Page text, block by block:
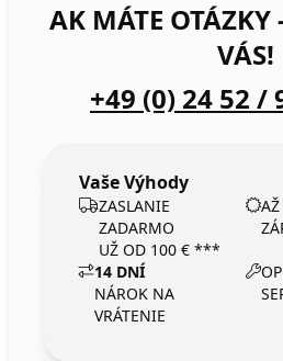
AK MÁTE OTÁZKY
VÁS!
+49 (0) 24 52 /
Vaše Výhody
ZASLANIE
ZADARMO
UŽ OD 100 € ***
AŽ
14 DNÍ
NÁROK NA
VRÁTENIE